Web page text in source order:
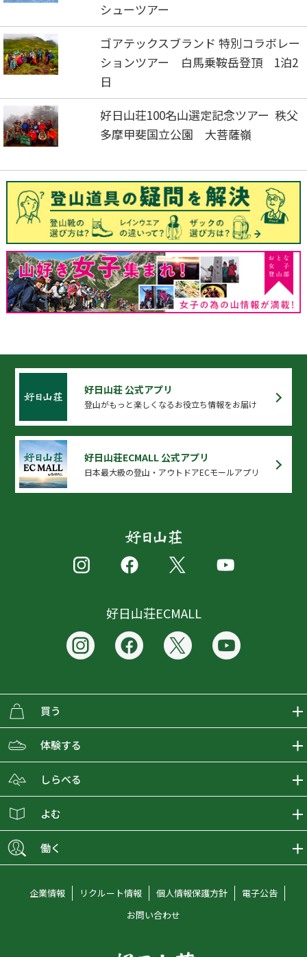
シューツアー
ゴアテックスブランド 特別コラボレー
ションツアー 白馬乗鞍岳登頂 1泊2
日
好日山荘100名山選定記念ツアー 秩父
多摩甲斐国立公園 大菩薩嶺
好日山荘 公式アプリ
登山がもっと楽しくなるお役立ち情報をお届け
好日山荘ECMALL 公式アプリ
日本最大級の登山・アウトドアECモールアプリ
好日山荘ECMALL
買う
ECMALLの商品をさがす
取り扱いブランド一覧
ショップブログ
会員募集
体験する
おとな女子登山部
グラビティリサーチ
しらべる
登山レポート
オンラインコンシェルジュ
よむ
好日山荘マガジン
働く
企業情報 リクルート情報 個人情報保護方針
電子公告
お問い合わせ